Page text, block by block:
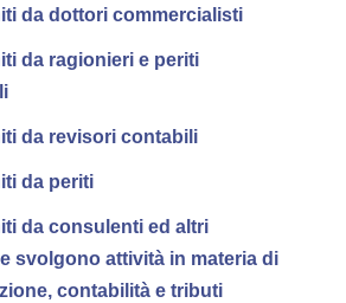
da dottori commercialisti
da ragionieri e periti
da revisori contabili
da periti
da consulenti ed altri
svolgono attività in materia di
contabilità e tributi